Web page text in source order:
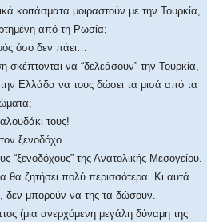
κοιτάσματα μοιραστούν με την Τουρκία,
από τη Ρωσία;
όσο δεν πάει…
να “δελεάσουν” την Τουρκία,
Ελλάδα να τους δώσει τα μισά από τα
τους!
ξενοδόχο…
“ξενοδόχους” της Ανατολικής Μεσογείου.
θα ζητήσει πολύ περισσότερα. Κι αυτά
δεν μπορούν να της τα δώσουν.
(μια ανερχόμενη μεγάλη δύναμη της